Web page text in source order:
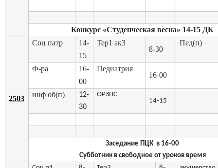
Конкурс «Студенческая весна» 14-15 ДК
2503
Соц патр
14-
15
Тер1 ак3
8-30
Пед(п)
Ф-ра
16-
00
Педиатрия
16-00
инф об(п)
12-
30
ОРЗПС
14-15
Заседание ПЦК в 16-00
Субботник в свободное от уроков время